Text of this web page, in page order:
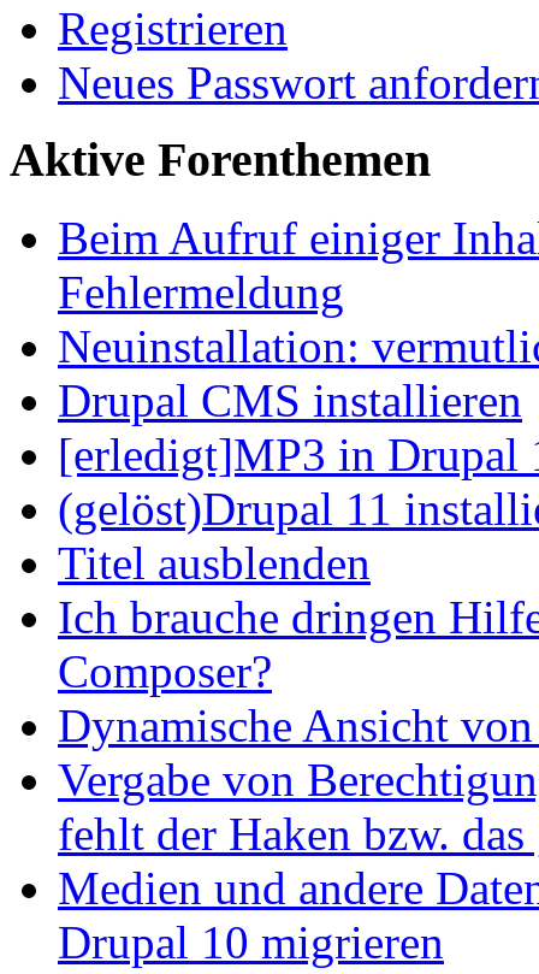
Registrieren
Neues Passwort
Aktive Forenthemen
Beim Aufruf einiger
Fehlermeldung
Neuinstallation:
Drupal CMS installieren
[erledigt]MP3 in Drupal
(gelöst)Drupal 11
Titel ausblenden
Ich brauche dringen
Composer?
Dynamische Ansicht
Vergabe von
fehlt der Haken bzw.
Medien und andere
Drupal 10 migrieren